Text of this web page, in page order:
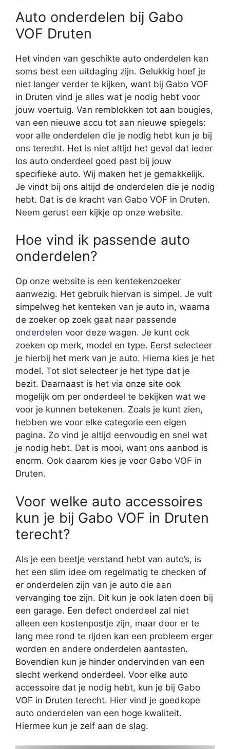
Auto onderdelen bij Gabo
VOF Druten
Het vinden van geschikte auto onderdelen kan
soms best een uitdaging zijn. Gelukkig hoef je
niet langer verder te kijken, want bij Gabo VOF
in Druten vind je alles wat je nodig hebt voor
jouw voertuig. Van remblokken tot aan bougies,
van een nieuwe accu tot aan nieuwe spiegels:
voor alle onderdelen die je nodig hebt kun je bij
ons terecht. Het is niet altijd het geval dat ieder
los auto onderdeel goed past bij jouw
specifieke auto. Wij maken het je gemakkelijk.
Je vindt bij ons altijd de onderdelen die je nodig
hebt. Dat is de kracht van Gabo VOF in Druten.
Neem gerust een kijkje op onze website.
Hoe vind ik passende auto
onderdelen?
Op onze website is een kentekenzoeker
aanwezig. Het gebruik hiervan is simpel. Je vult
simpelweg het kenteken van je auto in, waarna
de zoeker op zoek gaat naar passende
onderdelen voor deze wagen. Je kunt ook
zoeken op merk, model en type. Eerst selecteer
je hierbij het merk van je auto. Hierna kies je het
model. Tot slot selecteer je het type dat je
bezit. Daarnaast is het via onze site ook
mogelijk om per onderdeel te bekijken wat we
voor je kunnen betekenen. Zoals je kunt zien,
hebben we voor elke categorie een eigen
pagina. Zo vind je altijd eenvoudig en snel wat
je nodig hebt. Dat is mooi, want ons aanbod is
enorm. Ook daarom kies je voor Gabo VOF in
Druten.
Voor welke auto accessoires
kun je bij Gabo VOF in Druten
terecht?
Als je een beetje verstand hebt van auto’s, is
het een slim idee om regelmatig te checken of
er onderdelen zijn van je auto die aan
vervanging toe zijn. Dit kun je ook laten doen bij
een garage. Een defect onderdeel zal niet
alleen een kostenpostje zijn, maar door er te
lang mee rond te rijden kan een probleem erger
worden en andere onderdelen aantasten.
Bovendien kun je hinder ondervinden van een
slecht werkend onderdeel. Voor elke auto
accessoire dat je nodig hebt, kun je bij Gabo
VOF in Druten terecht. Hier vind je goedkope
auto onderdelen van een hoge kwaliteit.
Hiermee kun je zelf aan de slag.